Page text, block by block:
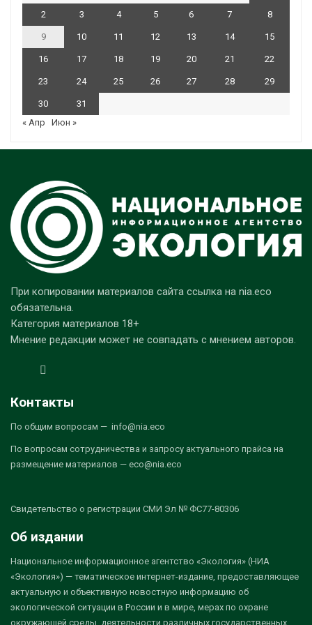
2 3 4 5 6 7 8
9 10 11 12 13 14 15
16 17 18 19 20 21 22
23 24 25 26 27 28 29
30
31
« Апр
Июн »
При копировании материалов сайта ссылка на nia.eco
обязательна.
Категория материалов 18+
Мнение редакции может не совпадать с мнением авторов.
Контакты
По общим вопросам — info@nia.eco
По вопросам сотрудничества и запросу актуального прайса на
размещение материалов — eco@nia.eco
Свидетельство о регистрации СМИ Эл № ФС77-80306
Об издании
Национальное информационное агентство «Экология» (НИА
«Экология») — тематическое интернет-издание, предоставляющее
актуальную и объективную новостную информацию об
экологической ситуации в России и в мире, мерах по охране
окружающей среды, деятельности различных государственных,